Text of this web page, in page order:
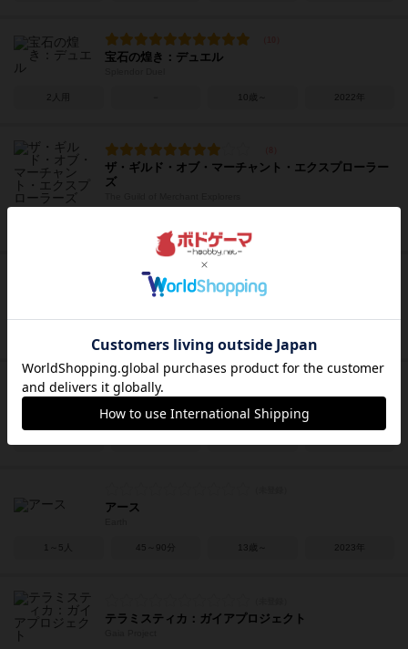
宝石の煌き：デュエル
2人用 10歳～ 2022年
ザ・ギルド・オブ・マーチャント・エクスプローラー
ズ
カム・セイル・アウェイ！
ツメコミ引越センター
Stack'n Stuff: A Patchwork Game
アース
1～5人 45～90分 13歳～ 2023年
テラミスティカ：ガイアプロジェクト